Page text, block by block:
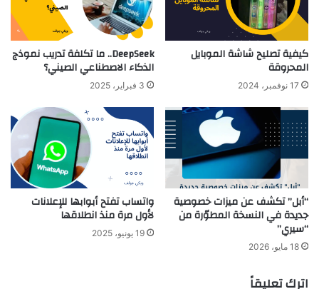
كيفية تصليح شاشة الموبايل
المحروقة
17 نوفمبر، 2024
DeepSeek.. ما تكلفة تدريب نموذج
الذكاء الاصطناعي الصيني؟
3 فبراير، 2025
“أبل” تكشف عن ميزات خصوصية
جديدة في النسخة المطوّرة من
“سيري”
18 مايو، 2026
واتساب تفتح أبوابها للإعلانات
لأول مرة منذ انطلاقها
19 يونيو، 2025
اترك تعليقاً